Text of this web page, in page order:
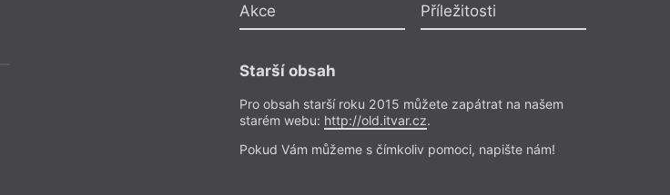
Akce Příležitosti
Starší obsah
Pro obsah starší roku 2015 můžete zapátrat na našem
starém webu: http://old.itvar.cz.
Pokud Vám můžeme s čímkoliv pomoci, napište nám!